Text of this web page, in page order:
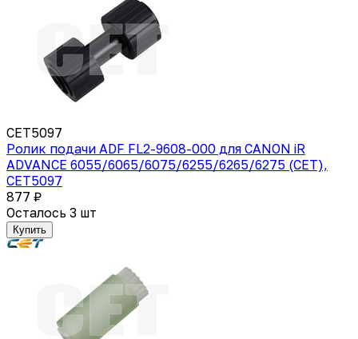
CET5097
Ролик подачи ADF FL2-9608-000 для CANON iR
ADVANCE 6055/6065/6075/6255/6265/6275 (CET),
CET5097
877 ₽
Осталось 3 шт
Купить